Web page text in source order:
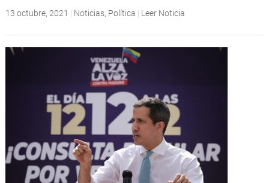
13 octubre, 2021 | Noticias, Política | Leer Noticia